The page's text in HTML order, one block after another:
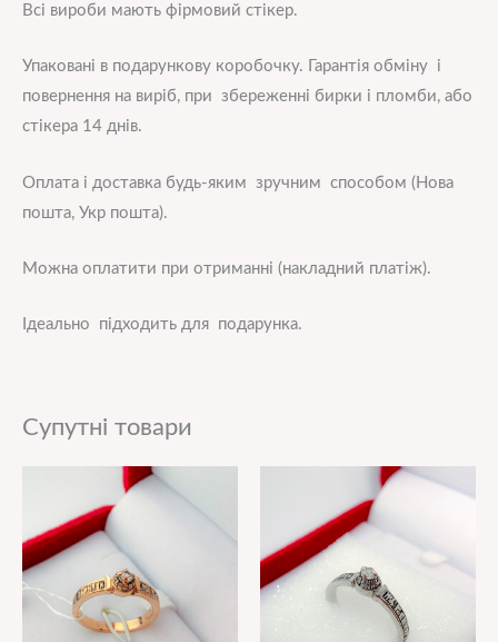
Всі вироби мають фірмовий стікер.
Упаковані в подарункову коробочку. Гарантія обміну і
повернення на виріб, при збереженні бирки і пломби, або
стікера 14 днів.
Оплата і доставка будь-яким зручним способом (Нова
пошта, Укр пошта).
Можна оплатити при отриманні (накладний платіж).
Ідеально підходить для подарунка.
Супутні товари